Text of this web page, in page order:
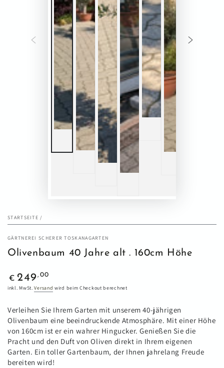
STARTSEITE /
GÄRTNEREI SCHERER TOSKANAGARTEN
Olivenbaum 40 Jahre alt . 160cm Höhe
Regulärer
Preis
€ 249 ,00
inkl. MwSt.Versand wird beim Checkout berechnet
Verleihen Sie Ihrem Garten mit unserem 40-jährigen
Olivenbaum eine beeindruckende Atmosphäre. Mit einer Höhe
von 160cm ist er ein wahrer Hingucker. Genießen Sie die
Pracht und den Duft von Oliven direkt in Ihrem eigenen
Garten. Ein toller Gartenbaum, der Ihnen jahrelang Freude
bereiten wird!